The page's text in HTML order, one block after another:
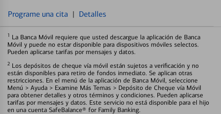
Programe una cita | Detalles
1 La Banca Móvil requiere que usted descargue la aplicación de Banca
Móvil y puede no estar disponible para dispositivos móviles selectos.
Pueden aplicarse tarifas por mensajes y datos.
2 Los depósitos de cheque vía móvil están sujetos a verificación y no
están disponibles para retiro de fondos inmediato. Se aplican otras
restricciones. En el menú de la aplicación de Banca Móvil, seleccione
Menú > Ayuda > Examine Más Temas > Depósito de Cheque vía Móvil
para obtener detalles y otros términos y condiciones. Pueden aplicarse
tarifas por mensajes y datos. Este servicio no está disponible para el hijo
en una cuenta SafeBalance® for Family Banking.